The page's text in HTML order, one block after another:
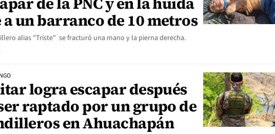
a un barranco de 10 metros
alias "Triste" se fracturó una mano y la pierna derecha.
logra escapar después
raptado por un grupo de
en Ahuachapán